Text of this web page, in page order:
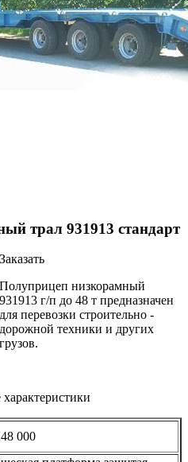
трал 931913 стандарт
Заказать
Полуприцеп низкорамный
931913 г/п до 48 т предназначен
для перевозки строительно -
дорожной техники и других
грузов.
000